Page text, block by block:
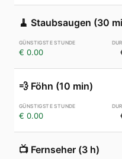
🧹 Staubsaugen (30
€ 0.00
💨 Föhn (10 min)
€ 0.00
📺 Fernseher (3 h)